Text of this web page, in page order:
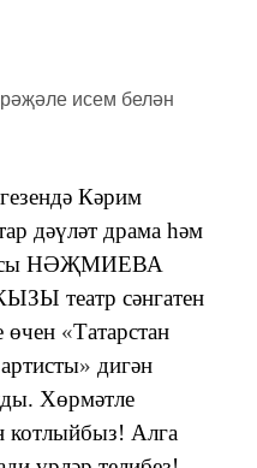
Кәрим
дәүләт драма һәм
НӘҖМИЕВА
театр сәнгатен
өчен «Татарстан
» дигән
Хөрмәтле
котлыйбыз! Алга